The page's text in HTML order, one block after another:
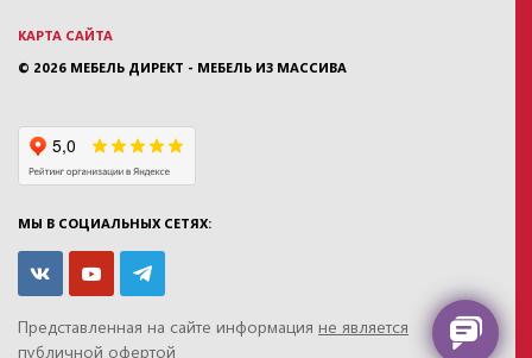
КАРТА САЙТА
© 2026 МЕБЕЛЬ ДИРЕКТ - МЕБЕЛЬ ИЗ МАССИВА
МЫ В СОЦИАЛЬНЫХ СЕТЯХ:
Представленная на сайте информация не является
публичной офертой